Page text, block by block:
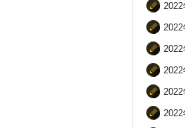
2022
2022
2022
2022
2022
2022